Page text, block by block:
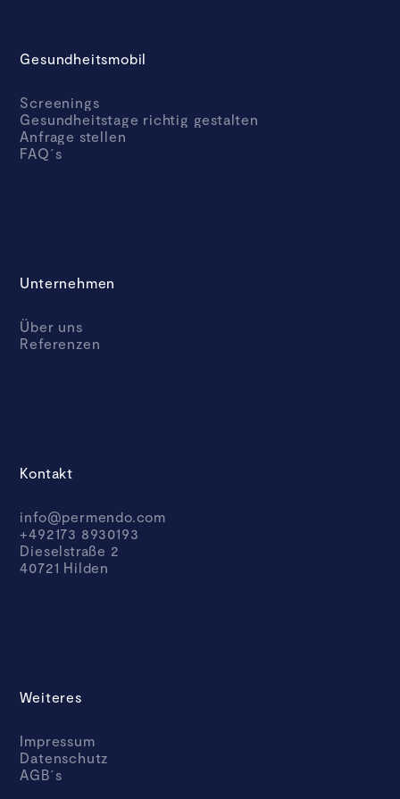
Gesundheitsmobil
Screenings
Gesundheitstage richtig gestalten
Anfrage stellen
FAQ´s
Unternehmen
Über uns
Referenzen
Kontakt
info@permendo.com
+492173 8930193
Dieselstraße 2
40721 Hilden
Weiteres
Impressum
Datenschutz
AGB´s